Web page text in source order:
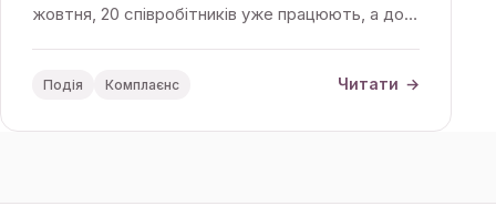
жовтня, 20 співробітників уже працюють, а до
Подія Комплаєнс Читати →